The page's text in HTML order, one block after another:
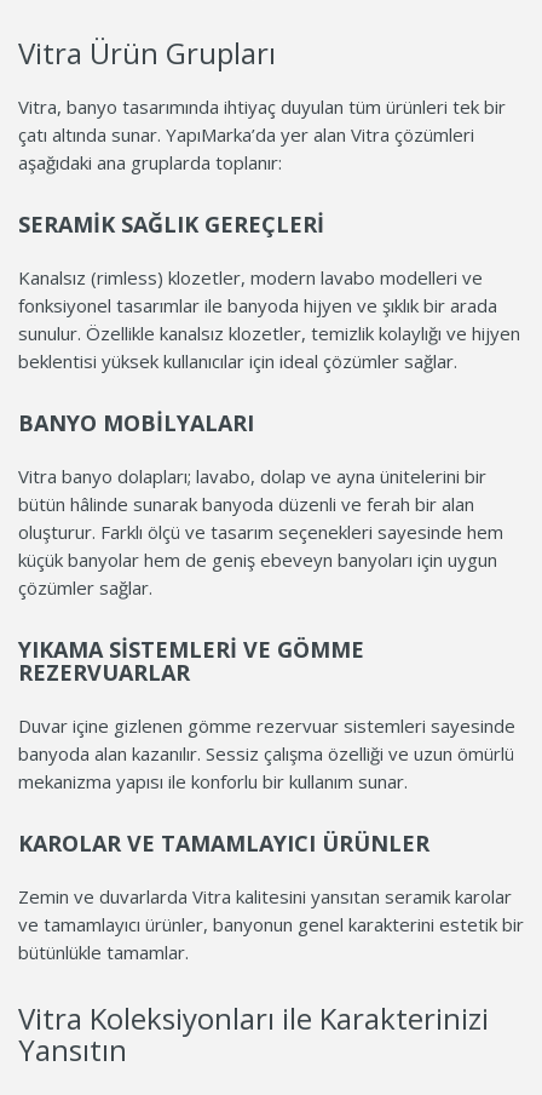
Vitra Ürün Grupları
Vitra, banyo tasarımında ihtiyaç duyulan tüm ürünleri tek bir
çatı altında sunar. YapıMarka’da yer alan Vitra çözümleri
aşağıdaki ana gruplarda toplanır:
SERAMIK SAĞLIK GEREÇLERI
Kanalsız (rimless) klozetler, modern lavabo modelleri ve
fonksiyonel tasarımlar ile banyoda hijyen ve şıklık bir arada
sunulur. Özellikle kanalsız klozetler, temizlik kolaylığı ve hijyen
beklentisi yüksek kullanıcılar için ideal çözümler sağlar.
BANYO MOBILYALARI
Vitra banyo dolapları; lavabo, dolap ve ayna ünitelerini bir
bütün hâlinde sunarak banyoda düzenli ve ferah bir alan
oluşturur. Farklı ölçü ve tasarım seçenekleri sayesinde hem
küçük banyolar hem de geniş ebeveyn banyoları için uygun
çözümler sağlar.
YIKAMA SISTEMLERI VE GÖMME
REZERVUARLAR
Duvar içine gizlenen gömme rezervuar sistemleri sayesinde
banyoda alan kazanılır. Sessiz çalışma özelliği ve uzun ömürlü
mekanizma yapısı ile konforlu bir kullanım sunar.
KAROLAR VE TAMAMLAYICI ÜRÜNLER
Zemin ve duvarlarda Vitra kalitesini yansıtan seramik karolar
ve tamamlayıcı ürünler, banyonun genel karakterini estetik bir
bütünlükle tamamlar.
Vitra Koleksiyonları ile Karakterinizi
Yansıtın